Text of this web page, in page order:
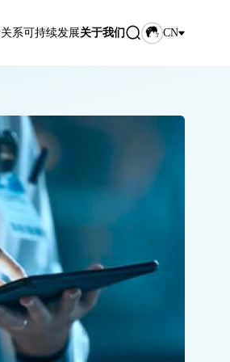
系可持续发展关于我们 CN